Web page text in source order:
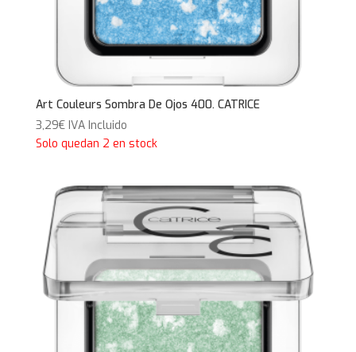
Art Couleurs Sombra De Ojos 400. CATRICE
3,29€ IVA Incluido
Solo quedan 2 en stock